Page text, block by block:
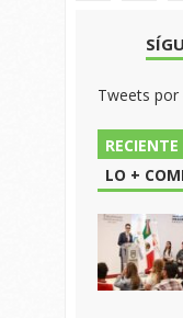
Tweets por
RECIENTE
LO +